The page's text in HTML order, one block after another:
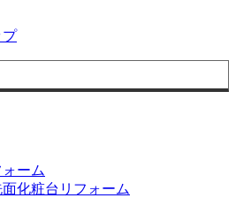
プ
ーム
化粧台リフォーム